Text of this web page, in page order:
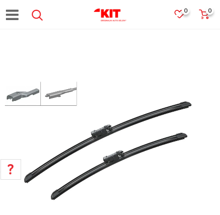
0
0
POMOĆ PRI KUPOVINI